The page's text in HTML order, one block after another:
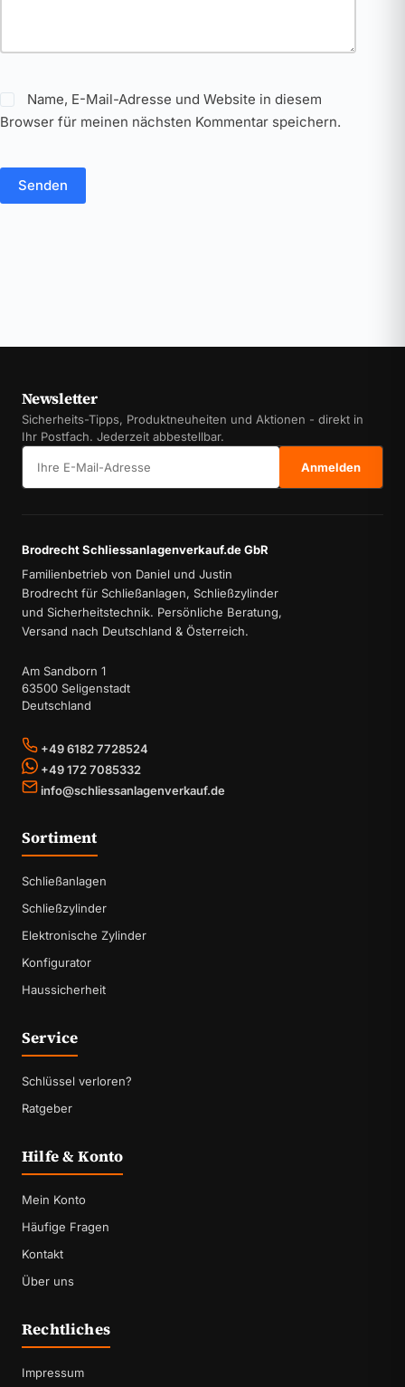
Name, E-Mail-Adresse und Website in diesem
Browser für meinen nächsten Kommentar speichern.
Senden
Newsletter
Sicherheits-Tipps, Produktneuheiten und Aktionen - direkt in
Ihr Postfach. Jederzeit abbestellbar.
Anmelden
Brodrecht Schliessanlagenverkauf.de GbR
Familienbetrieb von Daniel und Justin
Brodrecht für Schließanlagen, Schließzylinder
und Sicherheitstechnik. Persönliche Beratung,
Versand nach Deutschland & Österreich.
Am Sandborn 1
63500 Seligenstadt
Deutschland
+49 6182 7728524
+49 172 7085332
info@schliessanlagenverkauf.de
Sortiment
Schließanlagen
Schließzylinder
Elektronische Zylinder
Konfigurator
Haussicherheit
Service
Schlüssel verloren?
Ratgeber
Hilfe & Konto
Mein Konto
Häufige Fragen
Kontakt
Über uns
Rechtliches
Impressum